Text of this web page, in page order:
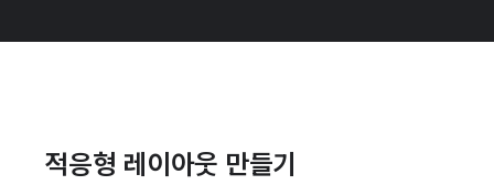
적응형 레이아웃 만들기